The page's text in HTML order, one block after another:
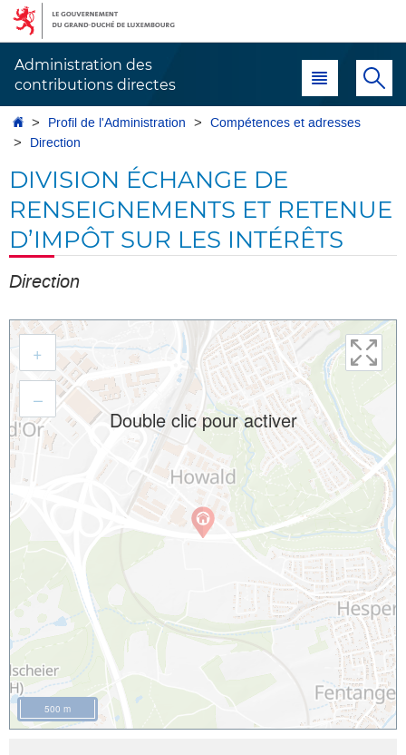
Aller
navigation
Aller
au
Administration des
contributions directes
Menu principal
AccueilProfil de l'Administration
Compétences et adresses
Direction
DIVISION ÉCHANGE DE
RENSEIGNEMENTS ET RETENUE
D’IMPÔT SUR LES INTÉRÊTS
Direction
Aller
à
l'adresse
Double clic pour activer
+
–
500 m